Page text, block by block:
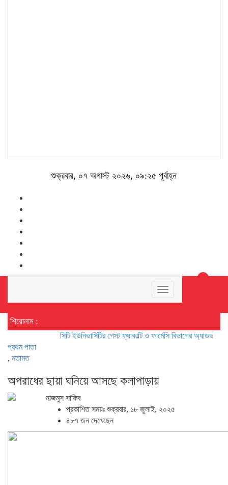
শুক্রবার, ০৭ অগাস্ট ২০২৬, ০৯:২৫ পূর্বাহ্ন
Toggle
navigation
শিরোনাম :
সিটি ইউনিভার্সিটির গেস্ট ফ্যাকাল্টি ও ফার্মেসি বিভাগের
প্রথম পাতা
, মতামত
অপরাধের ছায়া ঘনিয়ে আসছে কলাপাড়ায়
নাজমুস সাকিব
প্রকাশিত সময়ঃ শুক্রবার, ১৮ জুলাই, ২০২৫
৪৮৭ জন দেখেছেন